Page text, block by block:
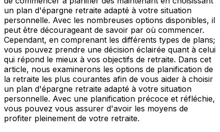
un plan d'épargne retraite adapté à votre situation
personnelle. Avec les nombreuses options disponibles, il
peut être décourageant de savoir par où commencer.
Cependant, en comprenant les différents types de plans;
vous pouvez prendre une décision éclairée quant à celui
qui répond le mieux à vos objectifs de retraite. Dans cet
article, nous examinerons les options de planification de
la retraite les plus courantes afin de vous aider à choisir
un plan d'épargne retraite adapté à votre situation
personnelle. Avec une planification précoce et réfléchie,
vous pouvez vous assurer d'avoir les moyens de
profiter pleinement de votre retraite.